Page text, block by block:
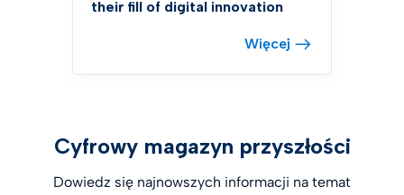
their fill of digital innovation
Więcej
Cyfrowy magazyn przyszłości
Dowiedz się najnowszych informacji na temat